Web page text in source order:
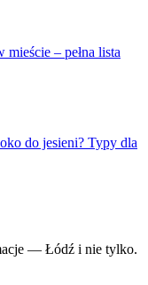
– pełna lista
do jesieni? Typy dla
— Łódź i nie tylko.